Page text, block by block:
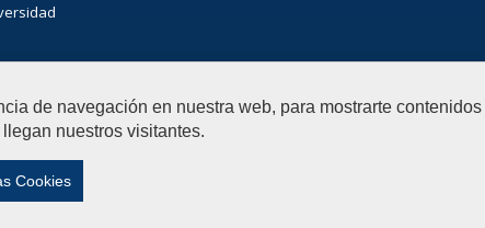
de navegación en nuestra web, para mostrarte
nuestros visitantes.
Cookies
|